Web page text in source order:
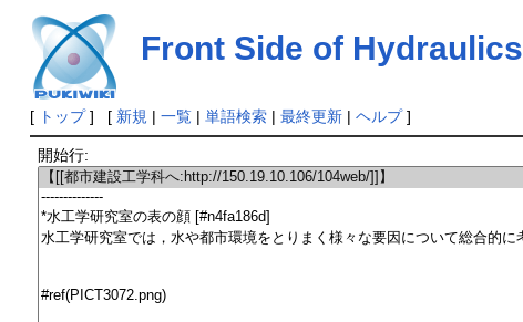
Front Side of Hydraulics
[ トップ] [ 新規 | 一覧| 単語検索| 最終更新| ヘルプ]
開始行: